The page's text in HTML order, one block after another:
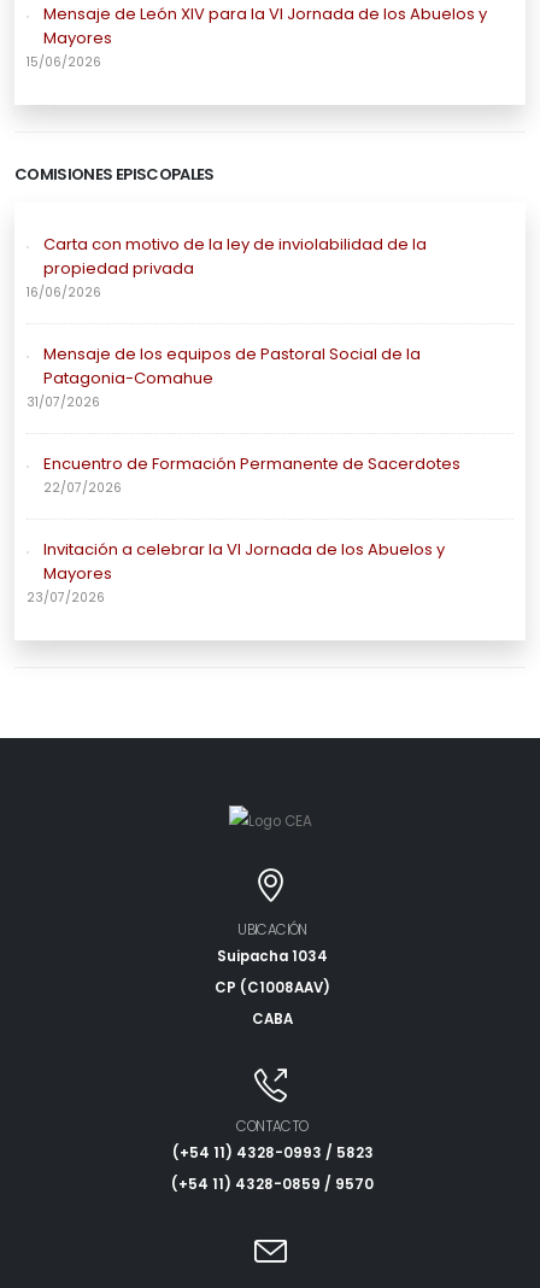
Mensaje de León XIV para la VI Jornada de los Abuelos y
Mayores
15/06/2026
COMISIONES EPISCOPALES
Carta con motivo de la ley de inviolabilidad de la
propiedad privada
16/06/2026
Mensaje de los equipos de Pastoral Social de la
Patagonia-Comahue
31/07/2026
Encuentro de Formación Permanente de Sacerdotes
22/07/2026
Invitación a celebrar la VI Jornada de los Abuelos y
Mayores
23/07/2026
UBICACIÓN
Suipacha 1034
CP (C1008AAV)
CABA
CONTACTO
(+54 11) 4328-0993 / 5823
(+54 11) 4328-0859 / 9570